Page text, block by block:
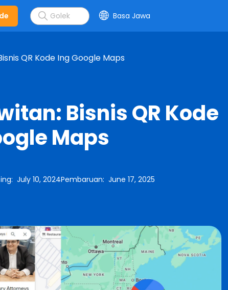
Basa Jawa
QR Kode Ing Google Maps
Bisnis QR Kode
Maps
: July 10, 2024Pembaruan: June 17, 2025